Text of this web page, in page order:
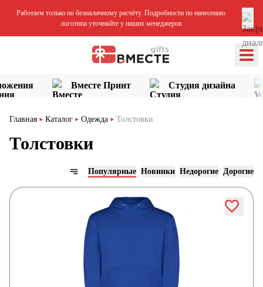
Работаем только по безналичному расчёту. Подробности по нанесению
логотипа уточняйте у наших менеджеров
Вместе Принт Студия дизайна
Главная Каталог Одежда Толстовки
Толстовки
Популярные Новинки Недорогие Дорогие